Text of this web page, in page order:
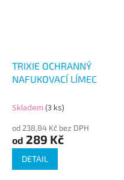
TRIXIE OCHRANNÝ
NAFUKOVACÍ LÍMEC
Skladem (3 ks)
od 238,84 Kč bez DPH
od 289 Kč
DETAIL